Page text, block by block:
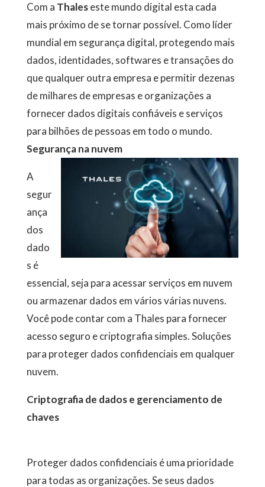
Com a Thaleseste mundo digital esta cada
mais próximo de se tornar possível. Como líder
mundial em segurança digital, protegendo mais
dados, identidades, softwares e transações do
que qualquer outra empresa e permitir dezenas
de milhares de empresas e organizações a
fornecer dados digitais confiáveis e serviços
para bilhões de pessoas em todo o mundo.
Segurança na nuvem
A
segur
ança
dos
dado
s é
essencial, seja para acessar serviços em nuvem
ou armazenar dados em vários várias nuvens.
Você pode contar com a Thales para fornecer
acesso seguro e criptografia simples. Soluções
para proteger dados confidenciais em qualquer
nuvem.
Criptografia de dados e gerenciamento de
chaves
Proteger dados confidenciais é uma prioridade
para todas as organizações. Se seus dados